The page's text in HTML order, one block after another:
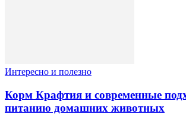
Интересно и полезно
Корм Крафтия и современные
питанию домашних животных